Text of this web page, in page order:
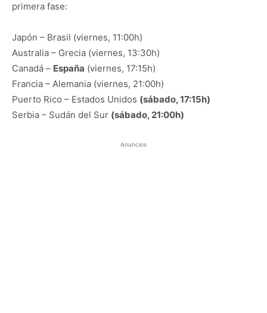
primera fase:
Japón – Brasil (viernes, 11:00h)
Australia – Grecia (viernes, 13:30h)
Canadá – España (viernes, 17:15h)
Francia – Alemania (viernes, 21:00h)
Puerto Rico – Estados Unidos (sábado, 17:15h)
Serbia – Sudán del Sur (sábado, 21:00h)
Anuncios